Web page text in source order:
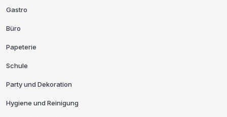
Gastro
Büro
Papeterie
Schule
Party und Dekoration
Hygiene und Reinigung